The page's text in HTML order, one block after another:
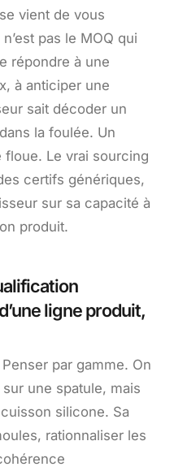
vient de vous
pas le MOQ qui
répondre à une
à anticiper une
sait décoder un
la foulée. Un
Le vrai sourcing
certifs génériques,
sur sa capacité à
produit.
ligne produit,
par gamme. On
une spatule, mais
silicone. Sa
rationnaliser les